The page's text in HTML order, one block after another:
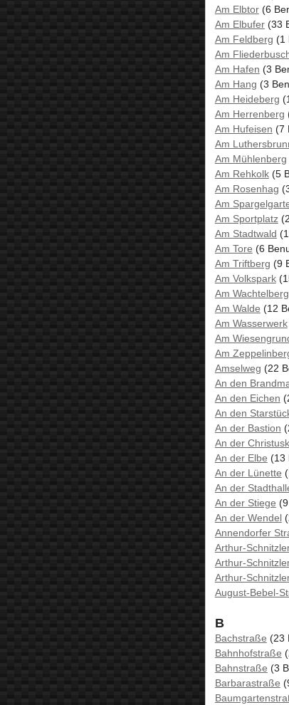
Am Elbtor(6
Am Elbufer(33
Am Feldberg (1
Am
Am Hafen (3
Am Hang (3
Am Heideberg
Am Herrenberg
Am Hufeisen (7
Am
Am Mühlenberg
Am Rehkolk(5
Am Rosenhag
Am
Am Sportplatz
Am Stadtwald
Am Tore (6
Am Triftberg (9
Am Volkspark
Am Wachtelberg
Am Walde (12
Am Wasserwerk
Am
Am
Amselweg (22
An den
An den Eichen
An den
An der Bastion
An der
An der Elbe (13
An der Lünette
An der
An der Stiege
An der Wendel
Annendorfer
Arthur-
Arthur-
Arthur-
August-Bebel-
B
Bachstraße (23
Bahnhofstraße
Bahnstraße (3
Barbarastraße